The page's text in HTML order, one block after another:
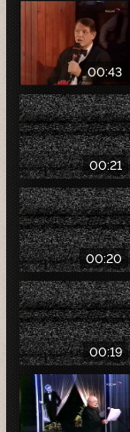
00:43
00:21
00:20
00:19